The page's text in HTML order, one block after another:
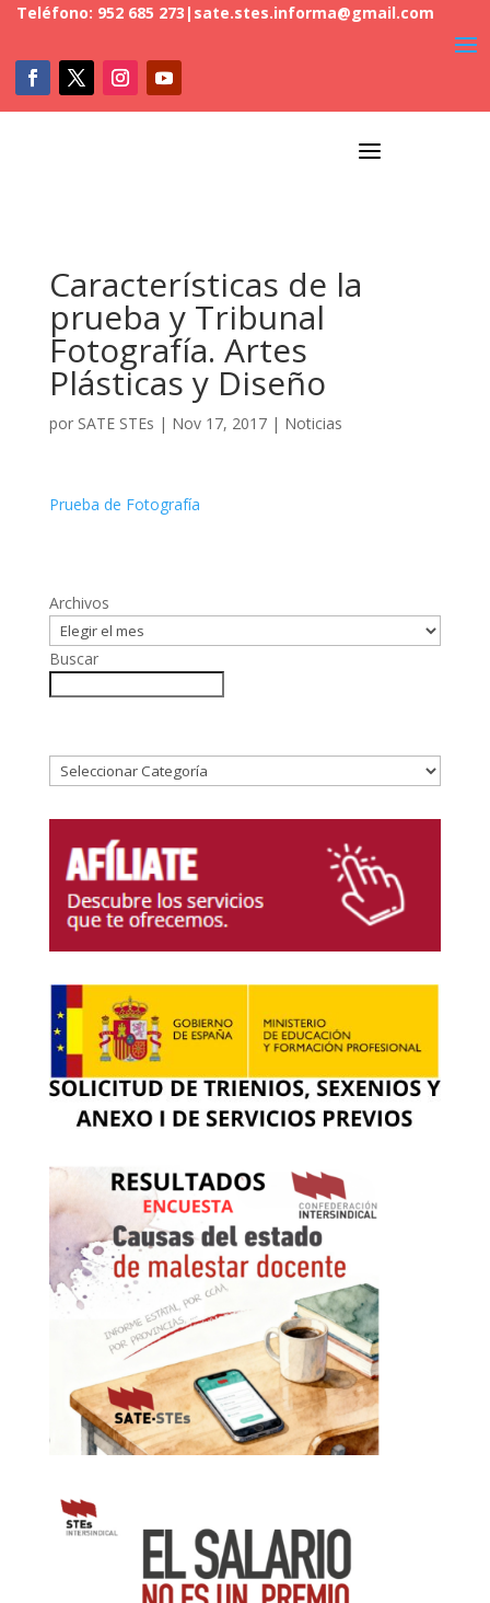
Teléfono: 952 685 273 | sate.stes.informa@gmail.com
a
Características de la
prueba y Tribunal
Fotografía. Artes
Plásticas y Diseño
por SATE STEs | Nov 17, 2017| Noticias
Prueba de Fotografía
Archivos
Buscar